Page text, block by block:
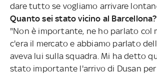
dare tutto se vogliamo arrivare
Quanto sei stato vicino al Barcellona?
"Non è importante, ne ho parlato col
c'era il mercato e abbiamo parlato
aveva lui sulla squadra. Mi ha detto
stato importante l'arrivo di Dusan per